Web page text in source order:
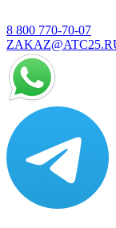
8 800 770-70-07